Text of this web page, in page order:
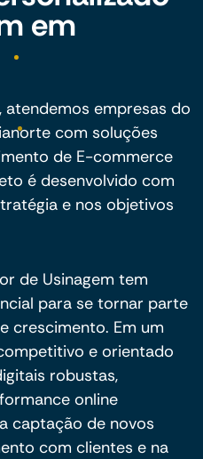
em
atendemos empresas do
com soluções
de E-commerce
é desenvolvido com
e nos objetivos
de Usinagem tem
para se tornar parte
crescimento. Em um
e orientado
robustas,
online
captação de novos
com clientes e na